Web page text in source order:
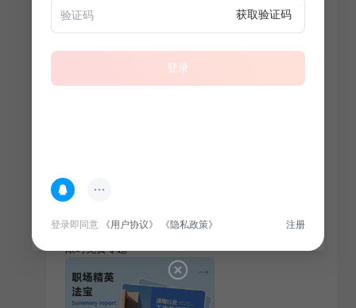
100 套
限时免费专题
获取验证码
登录
登录即同意 《用户协议》 《隐私政策》 注册